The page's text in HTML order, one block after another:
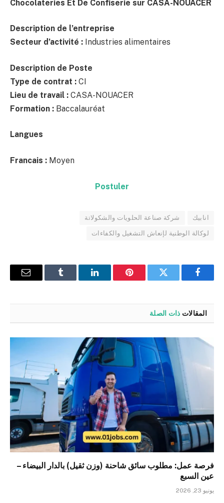
Chocolateries Et De Confiserie sur CASA-NOUACER
Description de l’entreprise
Secteur d’activité : Industries alimentaires
Description de Poste
Type de contrat : CI
Lieu de travail : CASA-NOUACER
Formation : Baccalauréat
Langues
Francais : Moyen
Postuler
انابيك شركة صناعة الحلويات والشكولاتة
لوكالة الوطنية لإنعاش التشغيل والكفاءات
فيسبوك تويتر بينتيريستلينكدإن Tumblr
البريد
المقالات ذات الصلة
فرصة عمل: مطلوب سائق شاحنة (وزن ثقيل) بالدار البيضاء –
عين السبع
يونيو 23, 2026